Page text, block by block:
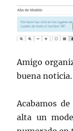
Amigo
buena noticia.
Acabamos
alta un